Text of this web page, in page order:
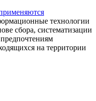
технологии
сбора, систематизации
на территории